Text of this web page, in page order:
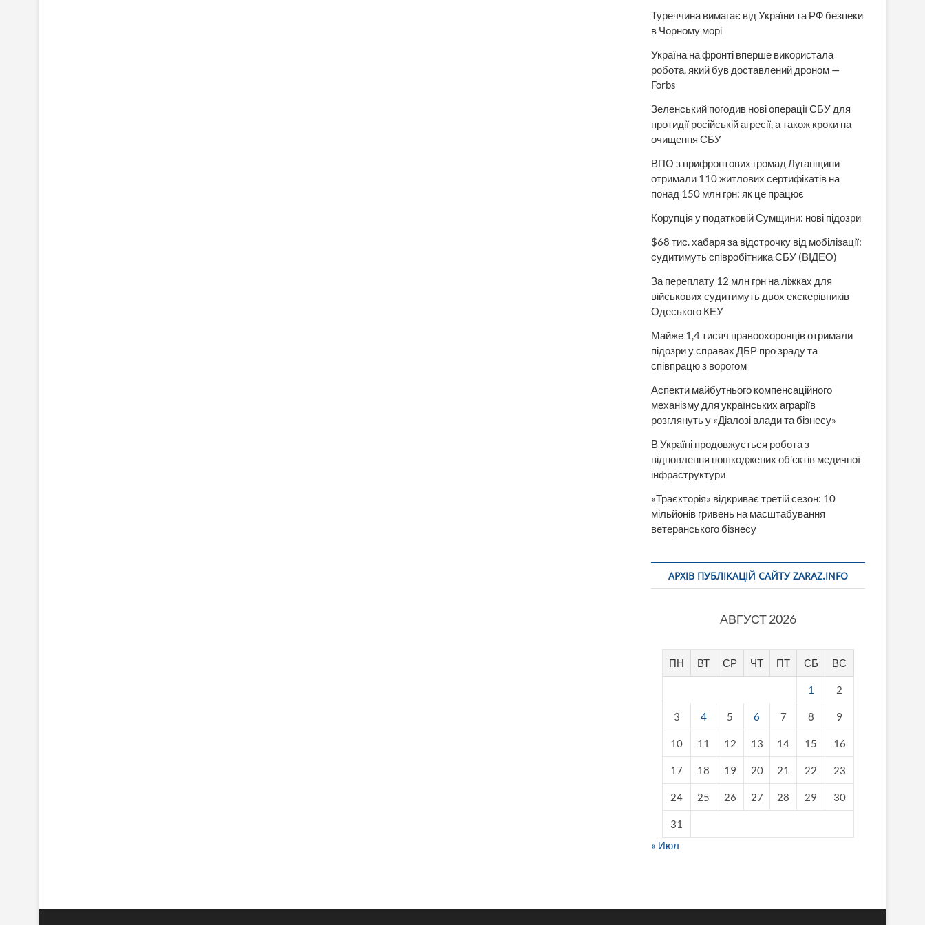
Туреччина вимагає від України та РФ безпеки
в Чорному морі
Україна на фронті вперше використала
робота, який був доставлений дроном —
Forbs
Зеленський погодив нові операції СБУ для
протидії російській агресії, а також кроки на
очищення СБУ
ВПО з прифронтових громад Луганщини
отримали 110 житлових сертифікатів на
понад 150 млн грн: як це працює
Корупція у податковій Сумщини: нові підозри
$68 тис. хабаря за відстрочку від мобілізації:
судитимуть співробітника СБУ (ВІДЕО)
За переплату 12 млн грн на ліжках для
військових судитимуть двох екскерівників
Одеського КЕУ
Майже 1,4 тисяч правоохоронців отримали
підозри у справах ДБР про зраду та
співпрацю з ворогом
Аспекти майбутнього компенсаційного
механізму для українських аграріїв
розглянуть у «Діалозі влади та бізнесу»
В Україні продовжується робота з
відновлення пошкоджених об’єктів медичної
інфраструктури
«Траєкторія» відкриває третій сезон: 10
мільйонів гривень на масштабування
ветеранського бізнесу
АРХІВ ПУБЛІКАЦІЙ САЙТУ ZARAZ.INFO
АВГУСТ 2026
ПН ВТ СР ЧТ ПТ СБ ВС
1 2
3 4 5 6 7 8 9
10 11 12 13 14 15 16
17 18 19 20 21 22 23
24 25 26 27 28 29 30
31
« Июл